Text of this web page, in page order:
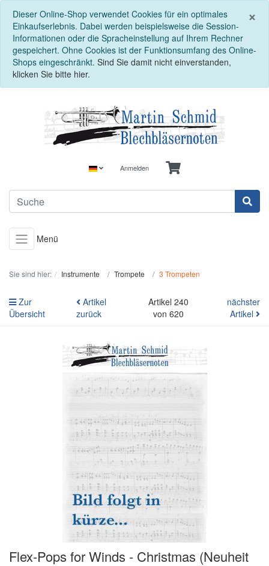
×
Dieser Online-Shop verwendet Cookies für ein optimales
Einkaufserlebnis. Dabei werden beispielsweise die Session-
Informationen oder die Spracheinstellung auf Ihrem Rechner
gespeichert. Ohne Cookies ist der Funktionsumfang des Online-
Shops eingeschränkt. Sind Sie damit nicht einverstanden,
klicken Sie bitte hier.
Anmelden
Menü
Sie sind hier: Instrumente Trompete 3 Trompeten
Zur
Übersicht
Artikel
zurück
Artikel 240
von 620
nächster
Artikel
Flex-Pops for Winds - Christmas (Neuheit